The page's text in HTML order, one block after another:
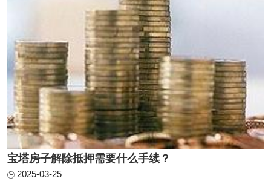
宝塔房子解除抵押需要什么手续？
2025-03-25